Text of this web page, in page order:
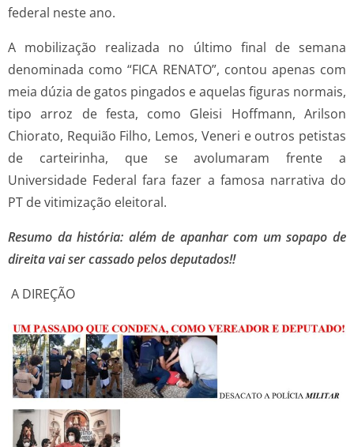
federal neste ano.
A mobilização realizada no último final de semana
denominada como “FICA RENATO”, contou apenas com
meia dúzia de gatos pingados e aquelas figuras normais,
tipo arroz de festa, como Gleisi Hoffmann, Arilson
Chiorato, Requião Filho, Lemos, Veneri e outros petistas
de carteirinha, que se avolumaram frente a
Universidade Federal fara fazer a famosa narrativa do
PT de vitimização eleitoral.
Resumo da história: além de apanhar com um sopapo de
direita vai ser cassado pelos deputados!!
A DIREÇÃO